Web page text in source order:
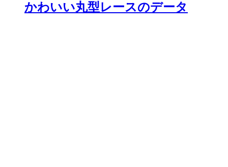
かわいい丸型レースのデータ